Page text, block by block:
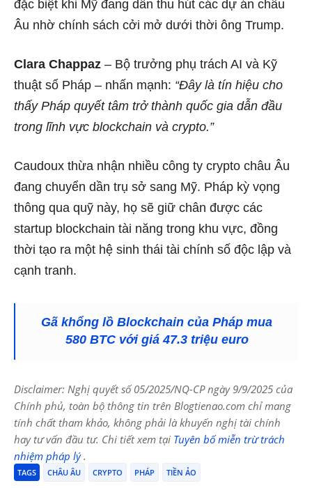
đặc biệt khi Mỹ đang dần thu hút các dự án châu
Âu nhờ chính sách cởi mở dưới thời ông Trump.
Clara Chappaz – Bộ trưởng phụ trách AI và Kỹ
thuật số Pháp – nhấn mạnh: “Đây là tín hiệu cho
thấy Pháp quyết tâm trở thành quốc gia dẫn đầu
trong lĩnh vực blockchain và crypto.”
Caudoux thừa nhận nhiều công ty crypto châu Âu
đang chuyển dần trụ sở sang Mỹ. Pháp kỳ vọng
thông qua quỹ này, họ sẽ giữ chân được các
startup blockchain tài năng trong khu vực, đồng
thời tạo ra một hệ sinh thái tài chính số độc lập và
cạnh tranh.
Gã khổng lồ Blockchain của Pháp mua
580 BTC với giá 47.3 triệu euro
Disclaimer: Nghị quyết số 05/2025/NQ-CP ngày 9/9/2025 của
Chính phủ, toàn bộ thông tin trên Blogtienao.com chỉ mang
tính chất tham khảo, không phải là khuyến nghị tài chính
hay tư vấn đầu tư. Chi tiết xem tại Tuyên bố miễn trừ trách
nhiệm pháp lý.
TAGS CHÂU ÂU CRYPTO PHÁP TIỀN ẢO